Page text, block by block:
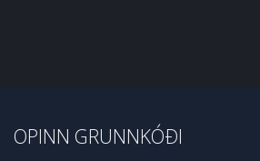
OPINN GRUNNKÓÐI